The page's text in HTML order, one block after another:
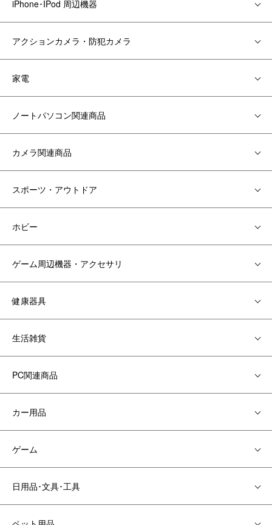
iPhone･IPod 周辺機器
アクションカメラ・防犯カメラ
家電
ノートパソコン関連商品
カメラ関連商品
スポーツ・アウトドア
ホビー
ゲーム周辺機器・アクセサリ
健康器具
生活雑貨
PC関連商品
カー用品
ゲーム
日用品･文具･工具